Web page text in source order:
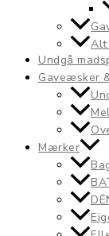
Alt
Undgå
Gaveæsker
Mærker